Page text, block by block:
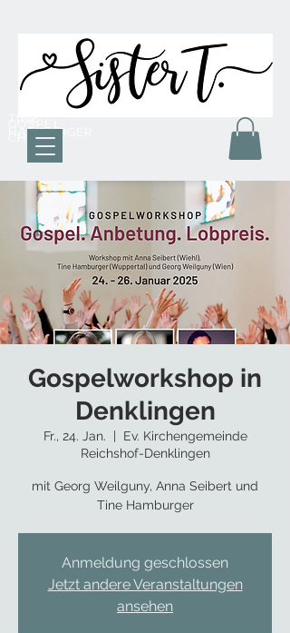
HAMBURGER
CHOR
Gospelworkshop in
Denklingen
Fr., 24. Jan.
Ev. Kirchengemeinde
Reichshof-Denklingen
mit Georg Weilguny, Anna Seibert und
Tine Hamburger
Anmeldung geschlossen
Jetzt andere Veranstaltungen
ansehen